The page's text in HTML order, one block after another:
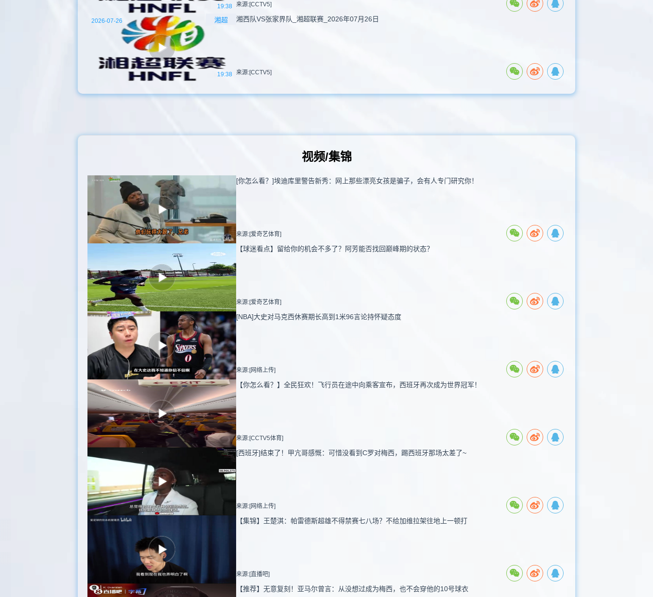
19:38 来源:[CCTV5]
湘超
19:38
2026-07-26 湘西队VS张家界队_湘超联赛_2026年07月26日
来源:[CCTV5]
视频/集锦
[你怎么看？]埃迪库里警告新秀：网上那些漂亮女孩是骗子，会有人专门研究你！
来源:[爱奇艺体育]
【球迷看点】留给你的机会不多了？阿芳能否找回巅峰期的状态？
来源:[爱奇艺体育]
[NBA]大史对马克西休赛期长高到1米96言论持怀疑态度
来源:[网络上传]
【你怎么看？】全民狂欢！飞行员在途中向乘客宣布，西班牙再次成为世界冠军！
来源:[CCTV5体育]
[西班牙]结束了！甲亢哥感慨：可惜没看到C罗对梅西，踢西班牙那场太差了~
来源:[网络上传]
【集锦】王楚淇：帕雷德斯超雄不得禁赛七八场？不给加维拉架往地上一顿打
来源:[直播吧]
【推荐】无意复刻！亚马尔曾言：从没想过成为梅西，也不会穿他的10号球衣